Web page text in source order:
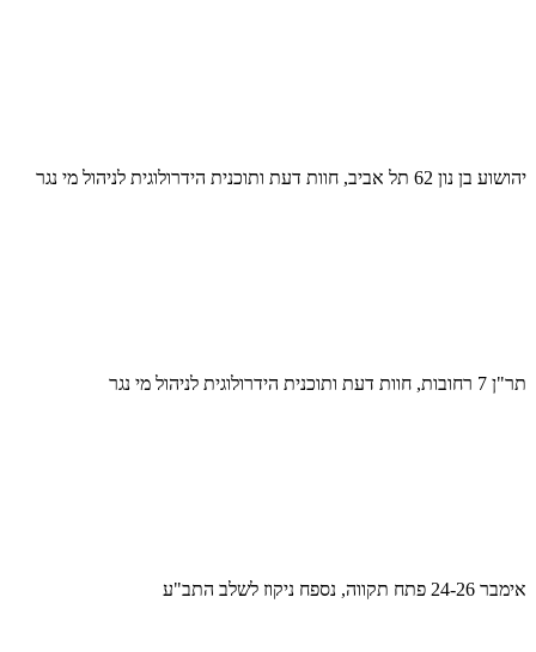
יהושוע בן נון 62 תל אביב, חוות דעת ותוכנית הידרולוגית לניהול מי נגר
תר"ן 7 רחובות, חוות דעת ותוכנית הידרולוגית לניהול מי נגר
אימבר 24-26 פתח תקווה, נספח ניקוז לשלב התב"ע